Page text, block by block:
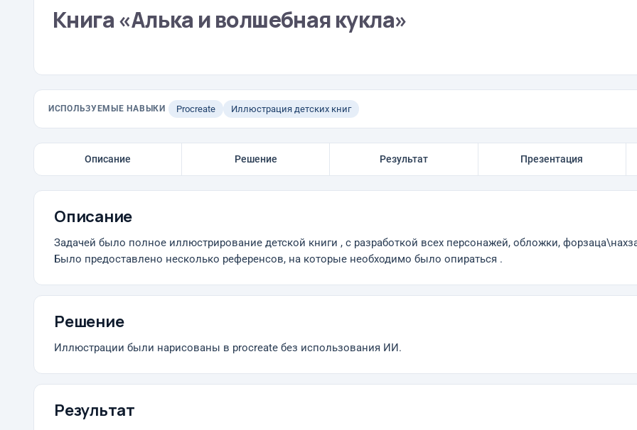
Книга «Алька и волшебная кукла»
ИСПОЛЬЗУЕМЫЕ НАВЫКИ Procreate Иллюстрация детских книг
Описание Решение Результат Презентация
Описание
Задачей было полное иллюстрирование детской книги , с разработкой всех персонажей, обложки,
Было предоставлено несколько референсов, на которые необходимо было опираться .
Решение
Иллюстрации были нарисованы в procreate без использования ИИ.
Результат